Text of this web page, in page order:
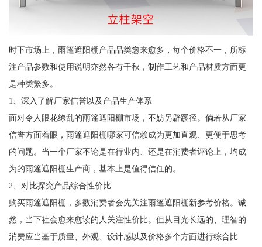
时下市场上，雨篷遮阳棚产品品类愈来愈多，每个价格不一，所标
注产品参数和使用说明亦然各有千秋，制作工艺和产品材质方面更
是种类繁多。
1、深入了解厂家信誉以及产品生产体系
面对令人眼花缭乱的雨篷遮阳棚市场，不妨另辟蹊径。倘若从厂家
信誉方面着眼，雨篷遮阳棚哪家可信赖成为更加直观、更便于思考
的问题。当一个厂家不论是在行业内、还是在消费者评论上，均成
为的雨篷遮阳棚生产商，基本上是值得信任的。
2、对比探究产品综合性价比
购买雨篷遮阳棚，多数消费者会先关注雨篷遮阳棚新参考价格。诚
然，当下社会愈来愈读的人关注性价比。但从目光长远的、理智的
消费应当基于质量、外观、设计感以及价格多个方面进行综合比